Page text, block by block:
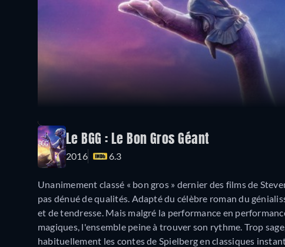
Le BGG : Le Bon Gros Géant
2016 6.3
Unanimement classé « bon gros » dernier des films de
pas dénué de qualités. Adapté du célèbre roman du
et de tendresse. Mais malgré la performance en
magiques, l'ensemble peine à trouver son rythme. Trop
habituellement les contes de Spielberg en classiques